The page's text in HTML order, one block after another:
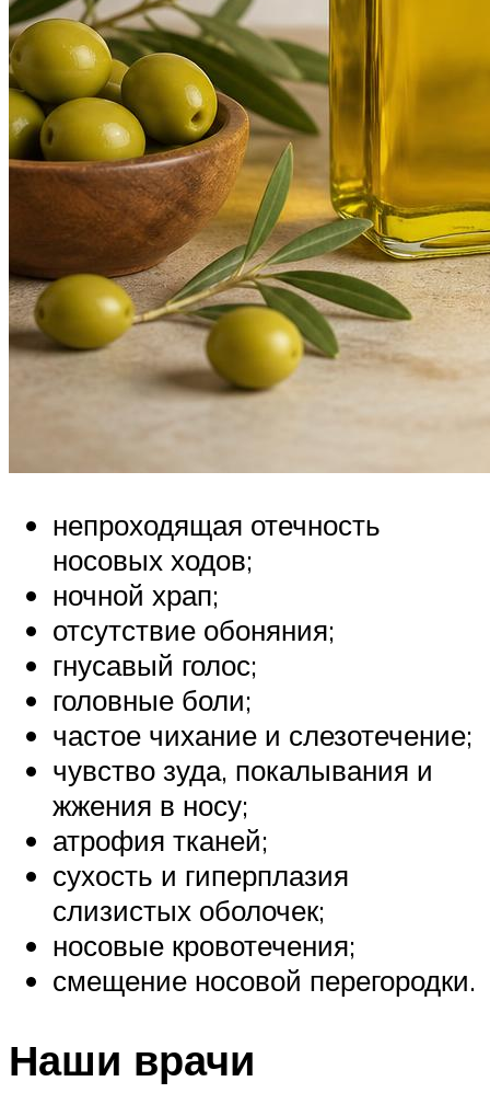
непроходящая отечность
носовых ходов;
ночной храп;
отсутствие обоняния;
гнусавый голос;
головные боли;
частое чихание и слезотечение;
чувство зуда, покалывания и
жжения в носу;
атрофия тканей;
сухость и гиперплазия
слизистых оболочек;
носовые кровотечения;
смещение носовой перегородки.
Наши врачи